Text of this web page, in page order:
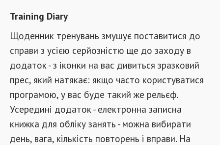
Training Diary
Щоденник тренувань змушує поставитися до
справи з усією серйозністю ще до заходу в
додаток - з іконки на вас дивиться зразковий
прес, який натякає: якщо часто користуватися
програмою, у вас буде такий же рельєф.
Усередині додаток - електронна записна
книжка для обліку занять - можна вибирати
день, вага, кількість повторень і вправи. На